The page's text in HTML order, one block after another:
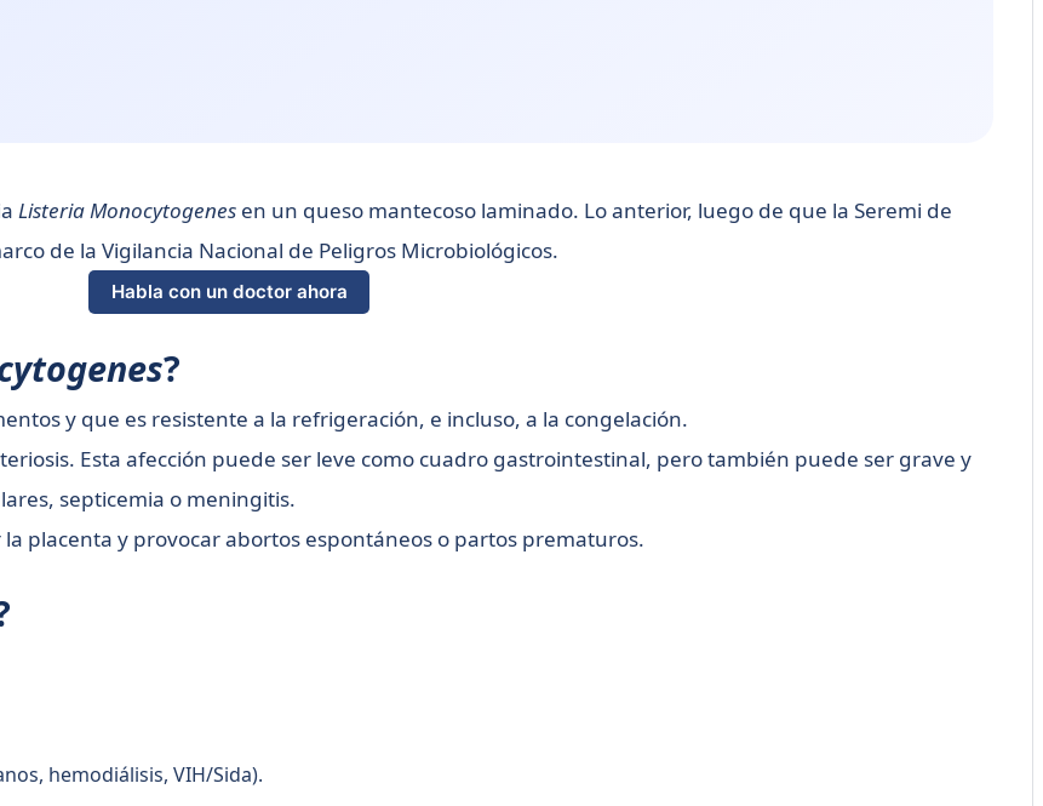
Listeria Monocytogenes en un queso mantecoso laminado. Lo anterior, luego de que la Seremi de
de la Vigilancia Nacional de Peligros Microbiológicos.
Habla con un doctor ahora
?
y que es resistente a la refrigeración, e incluso, a la congelación.
Esta afección puede ser leve como cuadro gastrointestinal, pero también puede ser grave y
septicemia o meningitis.
placenta y provocar abortos espontáneos o partos prematuros.
hemodiálisis, VIH/Sida).